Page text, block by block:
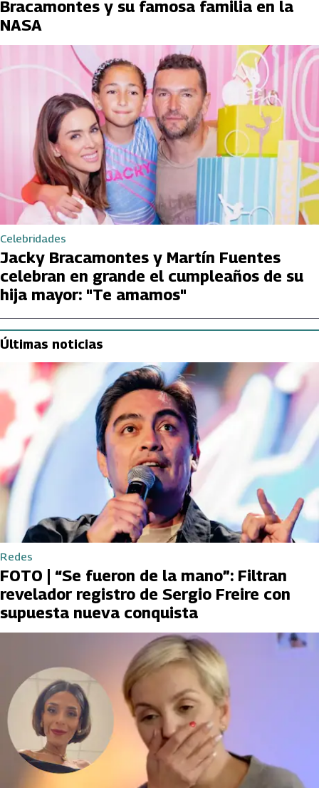
Bracamontes y su famosa familia en la
NASA
Celebridades
Jacky Bracamontes y Martín Fuentes
celebran en grande el cumpleaños de su
hija mayor: "Te amamos"
Últimas noticias
Redes
FOTO | “Se fueron de la mano”: Filtran
revelador registro de Sergio Freire con
supuesta nueva conquista